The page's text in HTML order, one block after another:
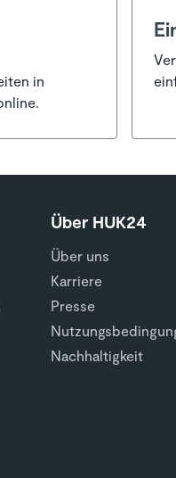
in
Über HUK24
Über uns
Karriere
Presse
Nachhaltigkeit